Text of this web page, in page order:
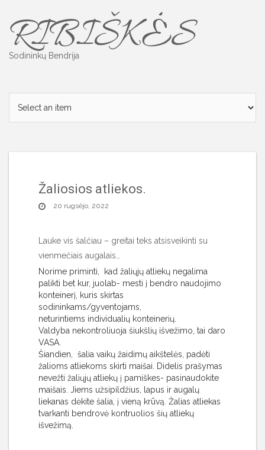
content
RIBIŠKĖS
Sodininkų Bendrija
Žaliosios atliekos.
20 rugsėjo, 2022
Lauke vis šalčiau – greitai teks atsisveikinti su
vienmečiais augalais…
Norime priminti, kad žaliųjų atliekų negalima
palikti bet kur, juolab- mesti į bendro naudojimo
konteinerį, kuris skirtas
sodininkams/gyventojams,
neturintiems individualių konteinerių.
Valdyba nekontroliuoja šiukšlių išvežimo, tai daro
VASA.
Šiandien, šalia vaikų žaidimų aikštelės, padėti
žalioms atliekoms skirti maišai. Didelis prašymas
nevežti žaliųjų atliekų į pamiškes- pasinaudokite
maišais. Jiems užsipildžius, lapus ir augalų
liekanas dėkite šalia, į vieną krūvą. Žalias atliekas
tvarkanti bendrovė kontruolios šių atliekų
išvežimą.